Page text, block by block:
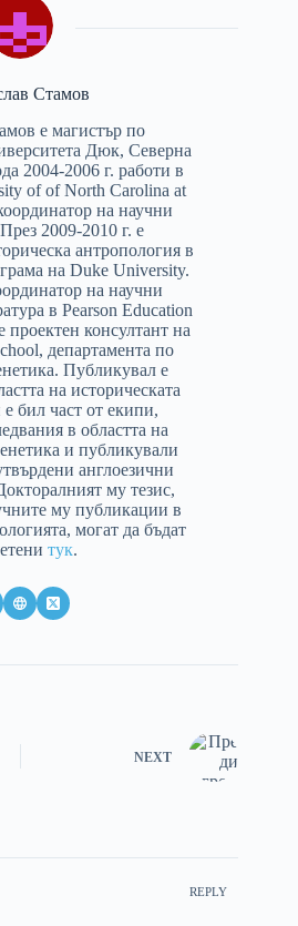
Стамов
е магистър по
Дюк, Северна
2004-2006 г. работи в
of of North Carolina at
на научни
2009-2010 г. е
антропология в
на Duke University.
на научни
в Pearson Education
консултант на
департамента по
Публикувал е
на историческата
бил част от екипи,
в областта на
и публикували
англоезични
му тезис,
му публикации в
могат да бъдат
тук.
NEXT
REPLY